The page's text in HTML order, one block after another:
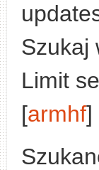
Szukaj
Limit
[armhf]